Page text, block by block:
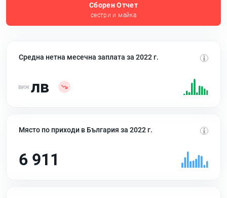
Сборен Отчет
сестри и майка
Средна нетна месечна заплата за 2022 г.
лв
Място по приходи в България за 2022 г.
6 911